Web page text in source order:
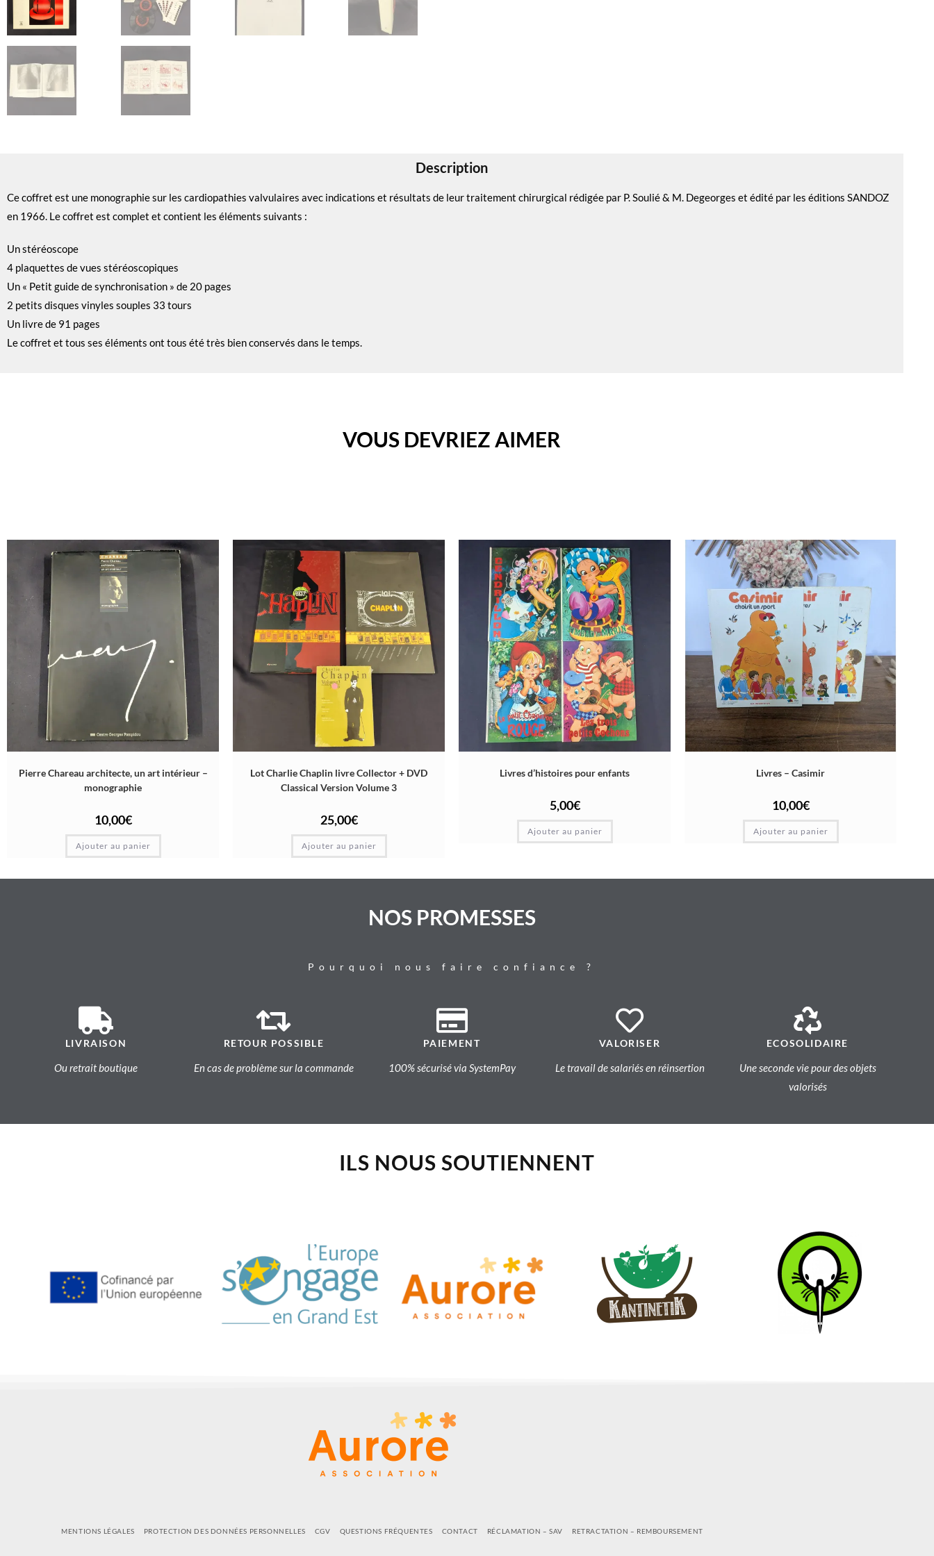
Description
Ce coffret est une monographie sur les cardiopathies valvulaires avec indications et résultats de leur traitement chirurgical rédigée par P. Soulié & M. Degeorges et édité par les éditions SANDOZ
en 1966. Le coffret est complet et contient les éléments suivants :
Un stéréoscope
4 plaquettes de vues stéréoscopiques
Un « Petit guide de synchronisation » de 20 pages
2 petits disques vinyles souples 33 tours
Un livre de 91 pages
Le coffret et tous ses éléments ont tous été très bien conservés dans le temps.
VOUS DEVRIEZ AIMER
Pierre Chareau architecte, un art intérieur –
monographie
10,00€
Ajouter au panier
Lot Charlie Chaplin livre Collector + DVD
Classical Version Volume 3
25,00€
Ajouter au panier
Livres d’histoires pour enfants
5,00€
Ajouter au panier
Livres – Casimir
10,00€
Ajouter au panier
NOS PROMESSES
Pourquoi nous faire confiance ?
LIVRAISON
Ou retrait boutique
RETOUR POSSIBLE
En cas de problème sur la commande
PAIEMENT
100% sécurisé via SystemPay
VALORISER
Le travail de salariés en réinsertion
ECOSOLIDAIRE
Une seconde vie pour des objets
valorisés
ILS NOUS SOUTIENNENT
MENTIONS LÉGALES PROTECTION DES DONNÉES PERSONNELLES CGV QUESTIONS FRÉQUENTES CONTACT RÉCLAMATION – SAV RETRACTATION – REMBOURSEMENT